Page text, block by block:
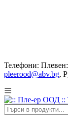
Телефони: Плевен:
pleerood@abv.bg,